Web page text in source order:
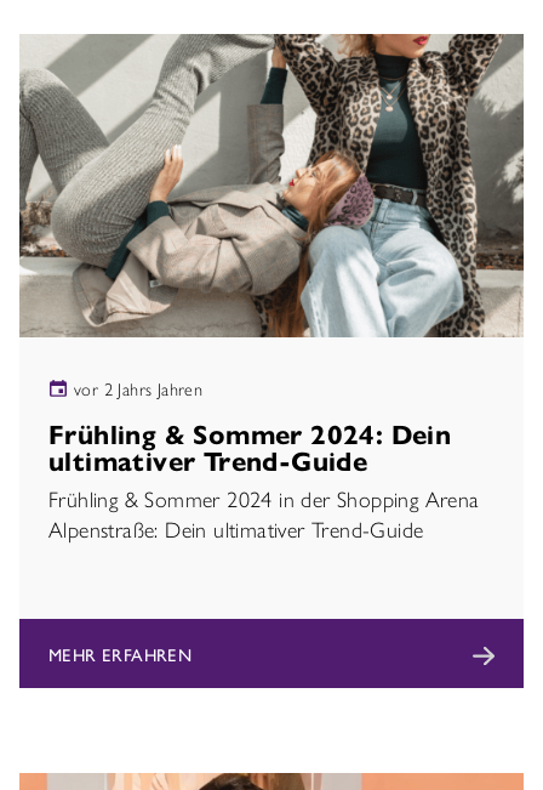
vor 2 Jahrs Jahren
Frühling & Sommer 2024: Dein
ultimativer Trend-Guide
Frühling & Sommer 2024 in der Shopping Arena
Alpenstraße: Dein ultimativer Trend-Guide
MEHR ERFAHREN